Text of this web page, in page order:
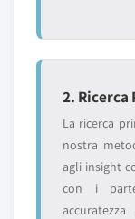
2.
La ricerca
nostra
agli insight
con i